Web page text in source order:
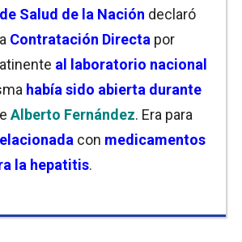
Salud de la Nación declaró
Contratación Directa por
atinente al laboratorio nacional
había sido abierta durante
Alberto Fernández. Era para
con medicamentos
la hepatitis.